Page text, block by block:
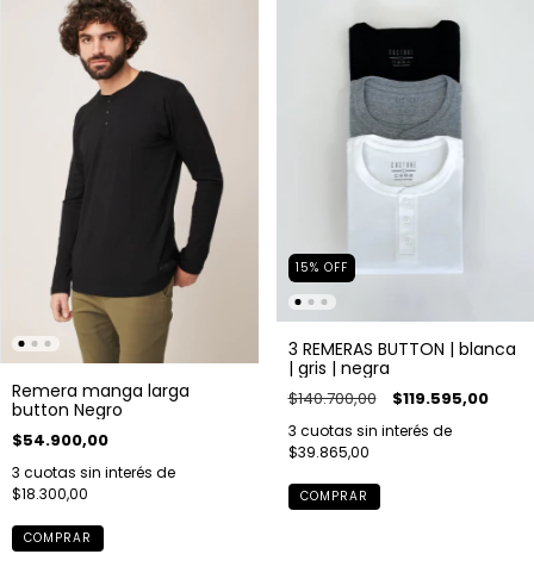
Remera manga larga
button Negro
$54.900,00
3 cuotas sin interés de
$18.300,00
COMPRAR
15% OFF
3 REMERAS BUTTON | blanca
| gris | negra
$140.700,00 $119.595,00
3 cuotas sin interés de
$39.865,00
COMPRAR